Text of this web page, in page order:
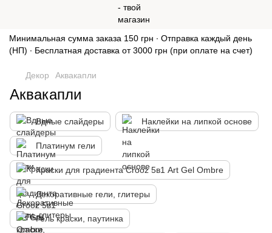
Минимальная сумма заказа 150 грн ∙ Отправка каждый день
(НП) ∙ Бесплатная доставка от 3000 грн (при оплате на счет)
Декор Аквакапли
Аквакапли
Вдные слайдеры Наклейки на липкой основе
Платинум гели
Краски для градиента Crooz 5в1 Art Gel Ombre
Декоративные гели, глитеры
Гель краски, паутинка